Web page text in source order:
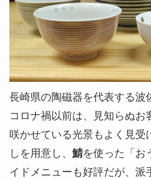
長崎県の陶磁器を代表する波
コロナ禍以前は、見知らぬお
咲かせている光景もよく見受
しを用意し、 鯖を使った「お
イドメニューも好評だが、派